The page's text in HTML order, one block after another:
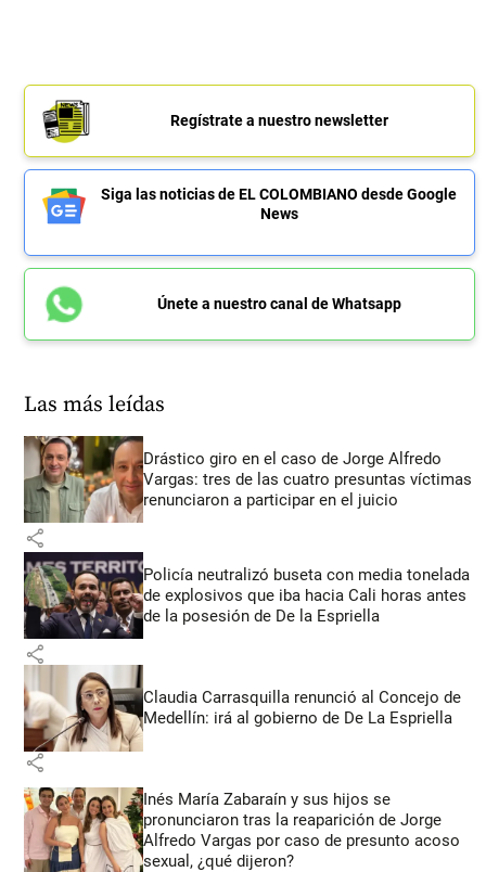
Regístrate a nuestro newsletter
Siga las noticias de EL COLOMBIANO desde Google
News
Únete a nuestro canal de Whatsapp
Las más leídas
Drástico giro en el caso de Jorge Alfredo
Vargas: tres de las cuatro presuntas víctimas
renunciaron a participar en el juicio
share
Policía neutralizó buseta con media tonelada
de explosivos que iba hacia Cali horas antes
de la posesión de De la Espriella
share
Claudia Carrasquilla renunció al Concejo de
Medellín: irá al gobierno de De La Espriella
share
Inés María Zabaraín y sus hijos se
pronunciaron tras la reaparición de Jorge
Alfredo Vargas por caso de presunto acoso
sexual, ¿qué dijeron?